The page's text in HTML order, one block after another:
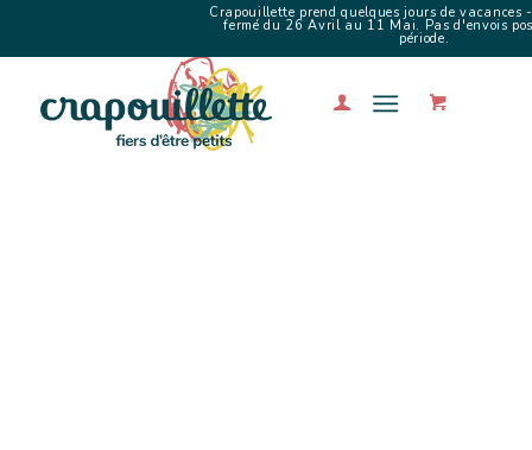
Crapouillette prend quelques jours de vacances
fermé du 26 Avril au 11 Mai. Pas d'envois
période.